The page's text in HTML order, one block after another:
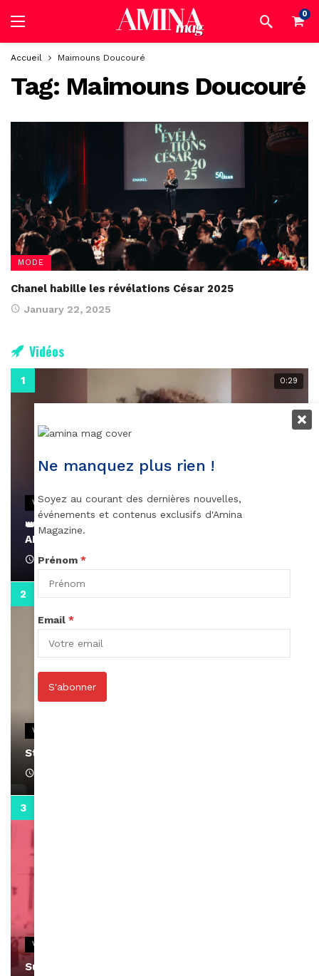
0
Accueil Maimouns Doucouré
Tag: Maimouns Doucouré
MODE
Chanel habille les révélations César 2025
January 22, 2025
Vidéos
0:29
VIDEOS
👑 Remerciements à Ayden pour son message sur
AMINA, le Magazine de la Femme
April 1, 2022
VIDEOS
Stacy passe un message
VIDEOS
Support Black Business Wee-kend
Ne manquez plus rien !
Soyez au courant des dernières nouvelles,
événements et contenus exclusifs d'Amina
Magazine.
Prénom *
Email *
S'abonner